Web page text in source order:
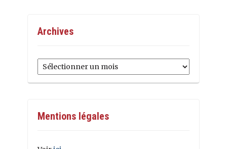
Archives
Archives
Mentions légales